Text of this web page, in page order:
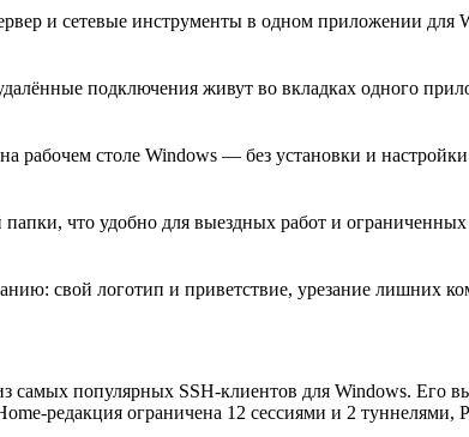
и сетевые инструменты в одном приложении для
подключения живут во вкладках одного
рабочем столе Windows — без установки и настройки
что удобно для выездных работ и ограниченных
свой логотип и приветствие, урезание лишних
самых популярных SSH-клиентов для Windows. Его
редакция ограничена 12 сессиями и 2